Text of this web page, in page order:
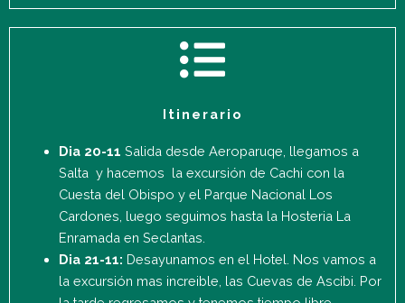
Itinerario
Dia 20-11 Salida desde Aeroparuqe, llegamos a
Salta y hacemos la excursión de Cachi con la
Cuesta del Obispo y el Parque Nacional Los
Cardones, luego seguimos hasta la Hosteria La
Enramada en Seclantas.
Dia 21-11: Desayunamos en el Hotel. Nos vamos a
la excursión mas increible, las Cuevas de Ascibi. Por